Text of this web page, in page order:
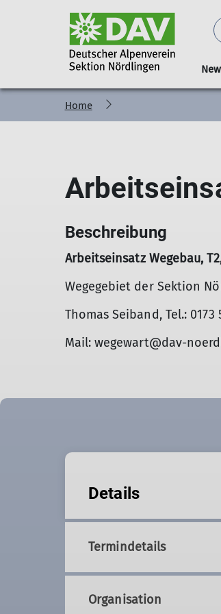
Aktuelles
Galerie Hüttenteam
Albwanderungen
Bouldern
Vorstand Tourenleiter
Familiengruppe
Home
Beschreibung
Arbeitseinsatz Wegebau,
Wegegebiet der Sektion
Thomas Seiband, Tel.: 0173
Mail: wegewart@dav-
Details
Termindetails
Organisation